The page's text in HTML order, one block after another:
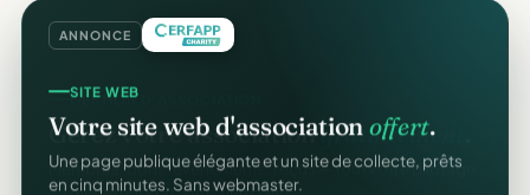
ANNONCE
SITE WEB
Votre site web d'association offert.
Une page publique élégante et un site de collecte, prêts
en cinq minutes. Sans webmaster.